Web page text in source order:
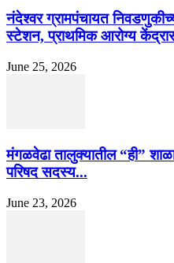
नंदेश्वर ग्रामपंचायत
स्टेशन, प्राथमिक आरोग्य
June 25, 2026
मंगळवेढा तालुक्यातील “ही”
परिषद सदस्य...
June 23, 2026